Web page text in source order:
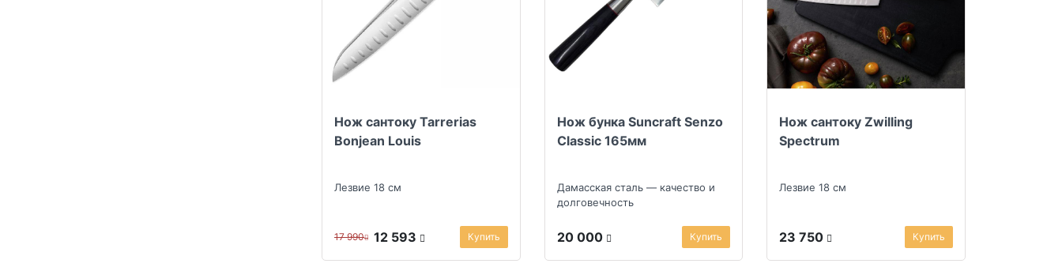
Нож сантоку Tarrerias
Bonjean Louis
Лезвие 18 см
17 990 12 593 Купить
Нож бунка Suncraft Senzo
Classic 165мм
Дамасская сталь — качество и
долговечность
20 000 Купить
Нож сантоку Zwilling
Spectrum
Лезвие 18 см
23 750 Купить